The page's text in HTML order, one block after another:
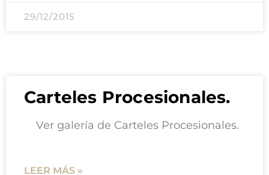
29/12/2015
Carteles Procesionales.
Ver galería de Carteles Procesionales.
LEER MÁS »